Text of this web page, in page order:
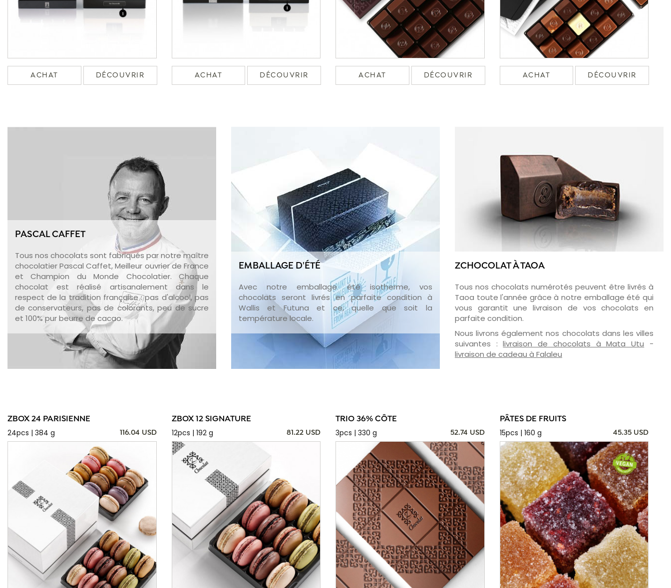
ACHAT DÉCOUVRIR ACHAT DÉCOUVRIR ACHAT DÉCOUVRIR ACHAT DÉCOUVRIR
PASCAL CAFFET
Tous nos chocolats sont fabriqués par notre maître
chocolatier Pascal Caffet, Meilleur ouvrier de France
et Champion du Monde Chocolatier. Chaque
chocolat est réalisé artisanalement dans le
respect de la tradition française : pas d'alcool, pas
de conservateurs, pas de colorants, peu de sucre
et 100% pur beurre de cacao.
EMBALLAGE D'ÉTÉ
Avec notre emballage été isotherme, vos
chocolats seront livrés en parfaite condition à
Wallis et Futuna et ce, quelle que soit la
température locale.
ZCHOCOLAT À TAOA
Tous nos chocolats numérotés peuvent être livrés à
Taoa toute l'année grâce à notre emballage été qui
vous garantit une livraison de vos chocolats en
parfaite condition.
Nous livrons également nos chocolats dans les villes
suivantes :livraison de chocolats à Mata Utu -
livraison de cadeau à Falaleu
ZBOX 24 PARISIENNE
24pcs | 384 g
116.04 USD
ZBOX 12 SIGNATURE
12pcs | 192 g
81.22 USD
TRIO 36% CÔTE
3pcs | 330 g
52.74 USD
PÂTES DE FRUITS
15pcs | 160 g
45.35 USD